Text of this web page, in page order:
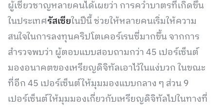
ผู้เชี่ยวชาญหลายคนได้เผยว่า การคว่ำบาตรที่เกิดขึ้น
ในประเทศรัสเซียในปีนี้ ช่วยให้หลายคนเริ่มให้ความ
สนใจในการลงทุนคริปโตเคอร์เรนซี่มากขึ้น จากการ
สำรวจพบว่า ผู้ตอบแบบสอบถามกว่า 45 เปอร์เซ็นต์
มองอนาคตของเหรียญดิจิทัลเอาไว้ในแง่บวก ในขณะ
ที่อีก 45 เปอร์เซ็นต์ให้มุมมองแบบกลาง ๆ ส่วน 9
เปอร์เซ็นต์ให้มุมมองเกี่ยวกับเหรียญดิจิทัลไปในทางที่